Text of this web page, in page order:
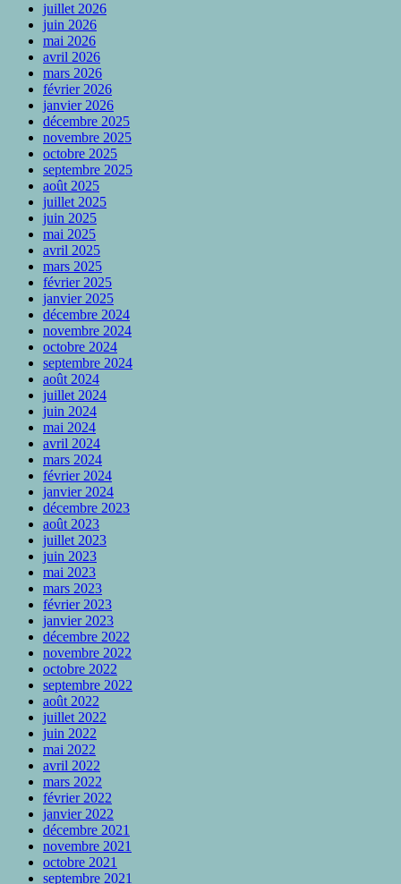
juillet 2026
juin 2026
mai 2026
avril 2026
mars 2026
février 2026
janvier 2026
décembre 2025
novembre 2025
octobre 2025
septembre 2025
août 2025
juillet 2025
juin 2025
mai 2025
avril 2025
mars 2025
février 2025
janvier 2025
décembre 2024
novembre 2024
octobre 2024
septembre 2024
août 2024
juillet 2024
juin 2024
mai 2024
avril 2024
mars 2024
février 2024
janvier 2024
décembre 2023
août 2023
juillet 2023
juin 2023
mai 2023
mars 2023
février 2023
janvier 2023
décembre 2022
novembre 2022
octobre 2022
septembre 2022
août 2022
juillet 2022
juin 2022
mai 2022
avril 2022
mars 2022
février 2022
janvier 2022
décembre 2021
novembre 2021
octobre 2021
septembre 2021